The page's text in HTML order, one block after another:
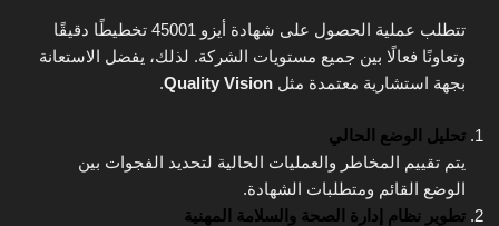
تتطلب عملية الحصول على شهادة أيزو 45001 تخطيطًا دقيقًا
وتعاونًا فعالًا بين جميع مستويات الشركة. لذلك، يفضل الاستعانة
بجهة استشارية معتمدة مثل Quality Vision
.
تحليل الوضع الحالي
يتم تقييم المخاطر والعمليات الحالية لتحديد الفجوات بين
الوضع القائم ومتطلبات الشهادة.
تطوير نظام إدارة الصحة والسلامة المهنية